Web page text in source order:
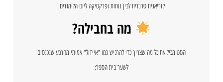
קוריאנית טרנדית לבין נוחות ופרקטיקה ליום הלימודים.
מה בחבילה?
הסט מכיל את כל מה שצריך כדי להרגיש כמו "איידול" אמיתי מהרגע שנכנסים
לשער בית הספר: